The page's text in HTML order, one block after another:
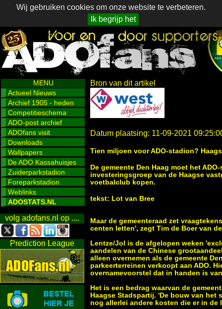
Wij gebruiken cookies om onze website te verbeteren.
Ik begrijp het
MENU
Actueel Nieuws
Archief 1905 - heden
Competitieschema
ADO-post archief
ADOfans visit
Downloads
Wallpapers
De ADO Kassahuisjes
Zuiderparkstadion
Foreparkstadion
Weblinks
ADOSTATS.NL
volg adofans.nl op ....
Prediction League
Bron van dit artikel
Datum plaatsing: 11-09-2021
Tien miljoen voor ADO-stadion?
De gemeente Den Haag moet het
investeringsgroep van de Haagse
voetbalclub kopen.
tekst: Lot van Bree
Maar de gemeenteraad zet
centen letten', zegt Tim de Boer van
Lentze/Jol is de afgelopen weken
aandelen van de Chinese
alleen overnemen als de gemeente
parkeerterreinen verkoopt aan ADO.
overnamevoorstel dat in handen is
Het is een bedrag waarvan de
Haagse Stadspartij. 'De bouw van
nog allerlei andere kosten die er in